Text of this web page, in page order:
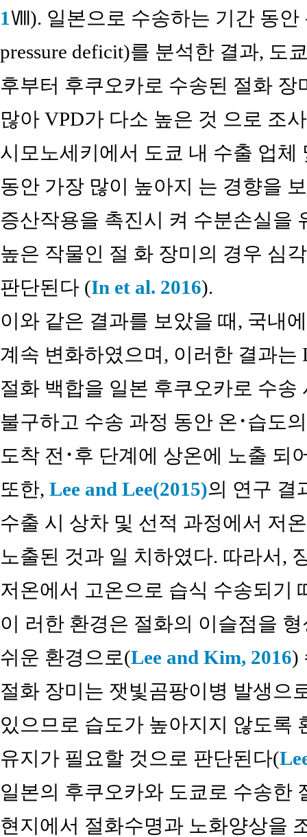
1Ⅷ). 일본으로 수송하는 기간 동안
pressure deficit)를 분석한 결과, 도
후부터 후쿠오카로 수송된 절화
많아 VPD가 다소 높은 것 으로 조
시모노세키에서 도쿄 내 수출 업
동안 가장 많이 높아지 는 경향을
증산작용을 촉진시 켜 수분손실을
높은 작물인 절 화 장미의 경우 심
판단된다 (In et al. 2016).
이와 같은 결과를 보았을 때, 국내
계속 변화하였으며, 이러한 결과는
절화 백합을 일본 후쿠오카로 수
불구하고 수송 과정 동안 온･습도
도착 전･후 단계에 상온에 노출 되
또한, Lee and Lee(2015)의 연구 결
수출 시 상차 및 선적 과정에서 저
노출된 것과 일 치하였다. 따라서,
저온에서 고온으로 습식 수송되기
이 러한 환경은 절화의 이슬점을
쉬운 환경으로(Lee and Kim, 2016)
절화 장미는 잿빛곰팡이병 발생으
있으므로 습도가 높아지지 않도록
유지가 필요할 것으로 판단된다(
일본의 후쿠오카와 도쿄로 수송한
현지에서 절화수명과 노화양상을